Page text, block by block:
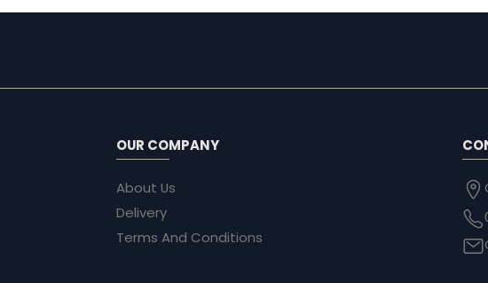
OUR COMPANY
About Us
Delivery
Terms And Conditions